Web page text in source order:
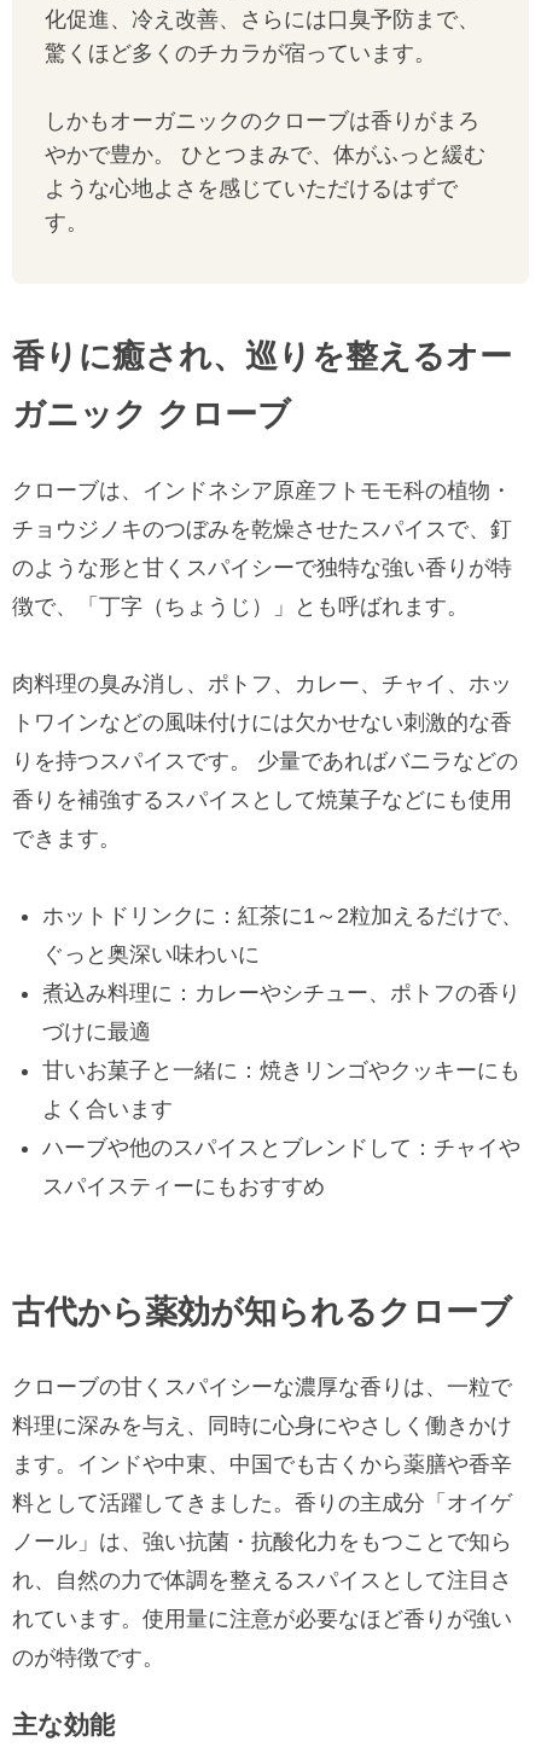
化促進、冷え改善、さらには口臭予防まで、
驚くほど多くのチカラが宿っています。
しかもオーガニックのクローブは香りがまろ
やかで豊か。 ひとつまみで、体がふっと緩む
ような心地よさを感じていただけるはずで
す。
香りに癒され、巡りを整えるオー
ガニック クローブ
クローブは、インドネシア原産フトモモ科の植物・
チョウジノキのつぼみを乾燥させたスパイスで、釘
のような形と甘くスパイシーで独特な強い香りが特
徴で、「丁字（ちょうじ）」とも呼ばれます。
肉料理の臭み消し、ポトフ、カレー、チャイ、ホッ
トワインなどの風味付けには欠かせない刺激的な香
りを持つスパイスです。 少量であればバニラなどの
香りを補強するスパイスとして焼菓子などにも使用
できます。
ホットドリンクに：紅茶に1～2粒加えるだけで、
ぐっと奥深い味わいに
煮込み料理に：カレーやシチュー、ポトフの香り
づけに最適
甘いお菓子と一緒に：焼きリンゴやクッキーにも
よく合います
ハーブや他のスパイスとブレンドして：チャイや
スパイスティーにもおすすめ
古代から薬効が知られるクローブ
クローブの甘くスパイシーな濃厚な香りは、一粒で
料理に深みを与え、同時に心身にやさしく働きかけ
ます。インドや中東、中国でも古くから薬膳や香辛
料として活躍してきました。香りの主成分「オイゲ
ノール」は、強い抗菌・抗酸化力をもつことで知ら
れ、自然の力で体調を整えるスパイスとして注目さ
れています。使用量に注意が必要なほど香りが強い
のが特徴です。
主な効能